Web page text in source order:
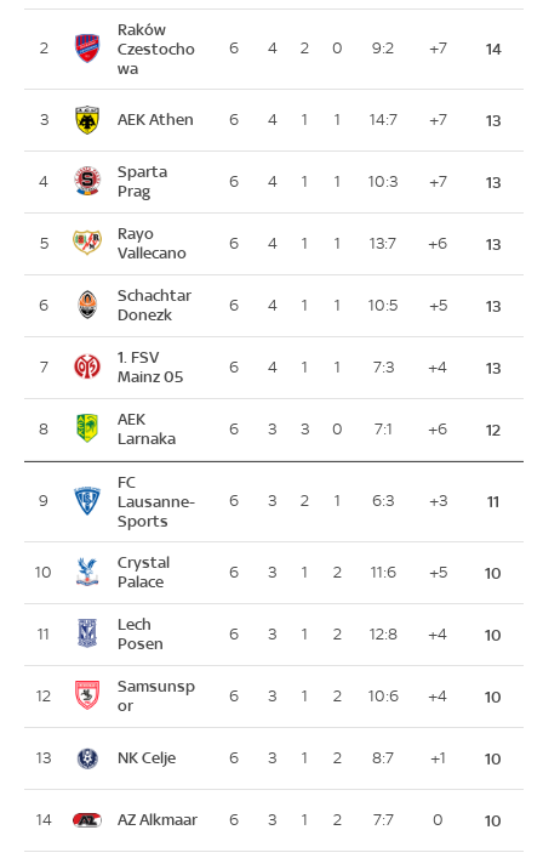
2
Raków
Czestocho
wa
6 4 2 0 9:2 +7 14
3 AEK Athen 6 4 1 1 14:7 +7 13
4
Sparta
Prag
6 4 1 1 10:3 +7 13
5
Rayo
Vallecano
6 4 1 1 13:7 +6 13
6
Schachtar
Donezk
6 4 1 1 10:5 +5 13
7
1. FSV
Mainz 05
6 4 1 1 7:3 +4 13
8
AEK
Larnaka
6 3 3 0 7:1 +6 12
9
FC
Lausanne-
Sports
6 3 2 1 6:3 +3 11
10
Crystal
Palace
6 3 1 2 11:6 +5 10
11
Lech
Posen
6 3 1 2 12:8 +4 10
12
Samsunsp
or
6 3 1 2 10:6 +4 10
13 NK Celje 6 3 1 2 8:7 +1 10
14 AZ Alkmaar 6 3 1 2 7:7 0 10